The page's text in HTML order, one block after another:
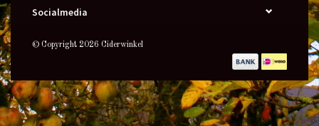
Socialmedia
© Copyright 2026 Ciderwinkel